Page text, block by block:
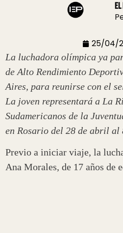
25/04/
La luchadora olímpica ya
de Alto Rendimiento
Aires, para reunirse con el
La joven representará a La
Sudamericanos de la
en Rosario del 28 de abril al
Previo a iniciar viaje, la
Ana Morales, de 17 años de